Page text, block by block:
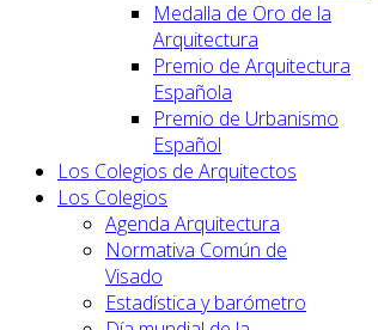
Medalla de Oro de la
Arquitectura
Premio de Arquitectura
Española
Premio de Urbanismo
Español
Los Colegios de Arquitectos
Los Colegios
Agenda Arquitectura
Normativa Común de
Visado
Estadística y barómetro